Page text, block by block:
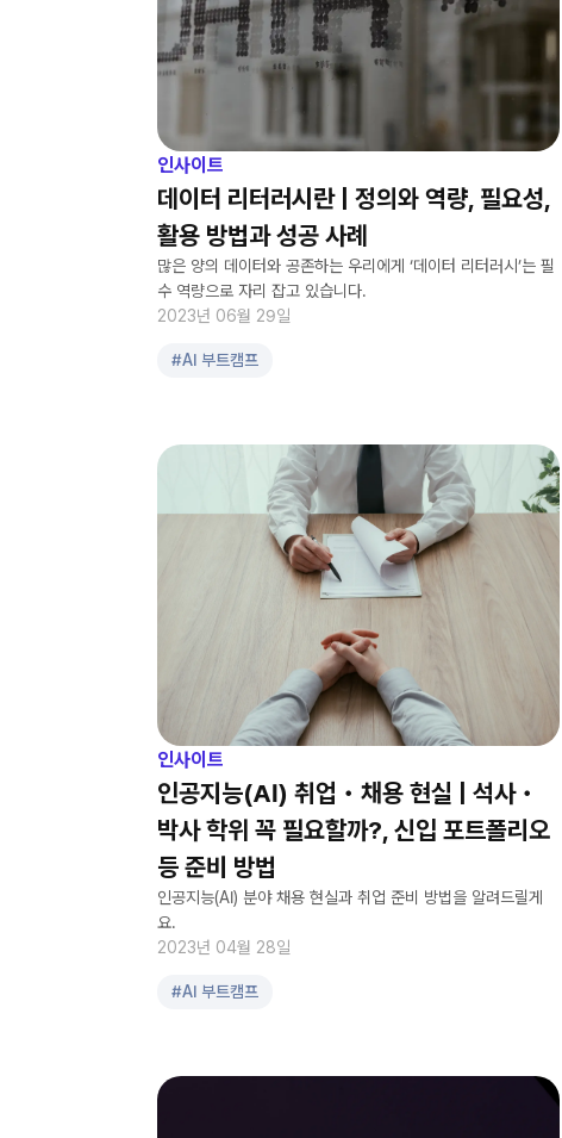
인사이트
데이터 리터러시란 | 정의와 역량, 필요성,
활용 방법과 성공 사례
많은 양의 데이터와 공존하는 우리에게 ‘데이터 리터러시’는 필
수 역량으로 자리 잡고 있습니다.
2023년 06월 29일
#AI 부트캠프
인사이트
인공지능(AI) 취업・채용 현실 | 석사・
박사 학위 꼭 필요할까?, 신입 포트폴리오
등 준비 방법
인공지능(AI) 분야 채용 현실과 취업 준비 방법을 알려드릴게
요.
2023년 04월 28일
#AI 부트캠프